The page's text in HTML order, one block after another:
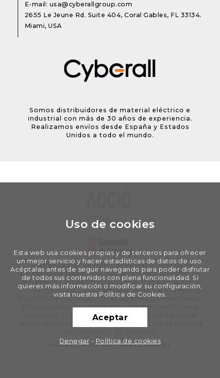
E-mail: usa@cyberallgroup.com
2655 Le Jeune Rd. Suite 404, Coral Gables, FL 33134.
Miami, USA
Somos distribuidores de material eléctrico e
industrial con más de 30 años de experiencia.
Realizamos envíos desde España y Estados
Unidos a todo el mundo.
Cyberall Group ha sido beneficiaria del Fondo
Europeo de Desarrollo Regional cuyo objetivo es
mejorar la competitividad de las Pymes y gracias
al cual ha puesto en marcha un Plan de Marketing
Digital Internacional con el objetivo de mejorar su
posicionamiento online en mercados exteriores
durante el año 2020. Para ello ha contado con el
apoyo del Programa XPANDE DIGITAL de la Cámara
«Una manera de hacer Europa»
Uso de cookies
Esta web usa cookies propias y de terceros para ofrecer
un mejor servicio y hacer estadísticas de datos de uso.
Acéptalas antes de seguir navegando para poder disfrutar
de todos sus contenidos con plena funcionalidad. Si
quieres más información o modificar su configuración,
visita nuestra Política de Cookies.
Aceptar
Denegar - Política de cookies